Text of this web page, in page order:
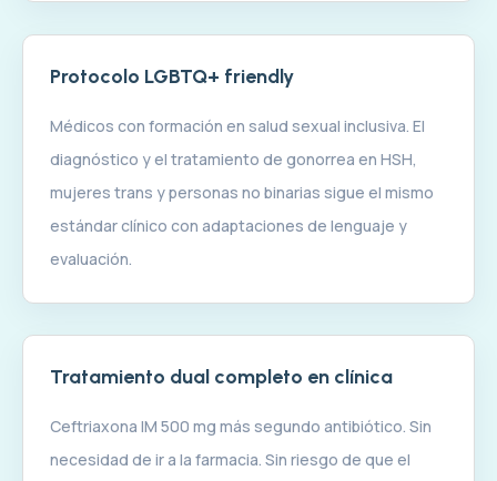
Protocolo LGBTQ+ friendly
Médicos con formación en salud sexual inclusiva. El
diagnóstico y el tratamiento de gonorrea en HSH,
mujeres trans y personas no binarias sigue el mismo
estándar clínico con adaptaciones de lenguaje y
evaluación.
Tratamiento dual completo en clínica
Ceftriaxona IM 500 mg más segundo antibiótico. Sin
necesidad de ir a la farmacia. Sin riesgo de que el